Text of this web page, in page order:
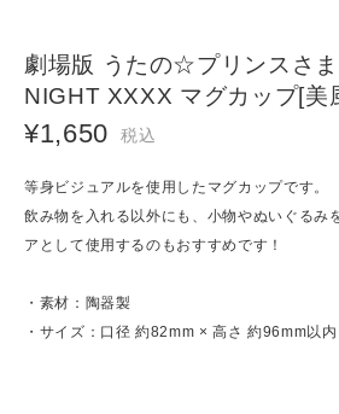
劇場版 うたの☆プリンスさ
NIGHT XXXX マグカップ[美
¥1,650 税込
等身ビジュアルを使用したマグカップです。
飲み物を入れる以外にも、小物やぬいぐるみ
アとして使用するのもおすすめです！
・素材：陶器製
・サイズ：口径 約82mm × 高さ 約96mm以内